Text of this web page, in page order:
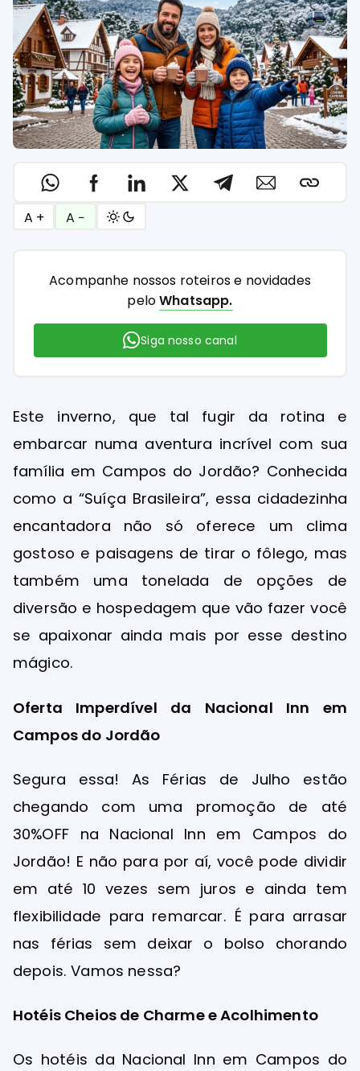
A + A −
Acompanhe nossos roteiros e novidades
peloWhatsapp.
Siga nosso canal
Este inverno, que tal fugir da rotina e
embarcar numa aventura incrível com sua
família em Campos do Jordão? Conhecida
como a “Suíça Brasileira”, essa cidadezinha
encantadora não só oferece um clima
gostoso e paisagens de tirar o fôlego, mas
também uma tonelada de opções de
diversão e hospedagem que vão fazer você
se apaixonar ainda mais por esse destino
mágico.
Oferta Imperdível da Nacional Inn em
Campos do Jordão
Segura essa! As Férias de Julho estão
chegando com uma promoção de até
30%OFF na Nacional Inn em Campos do
Jordão! E não para por aí, você pode dividir
em até 10 vezes sem juros e ainda tem
flexibilidade para remarcar. É para arrasar
nas férias sem deixar o bolso chorando
depois. Vamos nessa?
Hotéis Cheios de Charme e Acolhimento
Os hotéis da Nacional Inn em Campos do